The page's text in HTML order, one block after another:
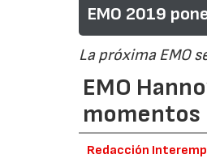
EMO 2019
La próxima EMO
EMO
Redacción